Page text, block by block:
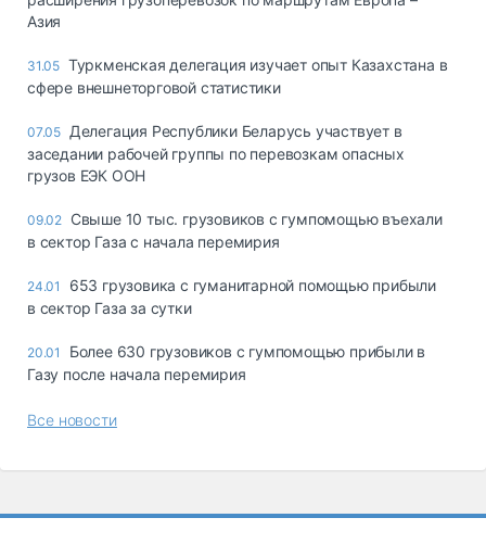
автохимия
Дзен
Азия
31.05 Туркменская делегация изучает опыт Казахстана в
сфере внешнеторговой статистики
07.05 Делегация Республики Беларусь участвует в
заседании рабочей группы по перевозкам опасных
грузов ЕЭК ООН
09.02 Свыше 10 тыс. грузовиков с гумпомощью въехали
в сектор Газа с начала перемирия
24.01
653 грузовика с гуманитарной помощью прибыли
в сектор Газа за сутки
20.01
Более 630 грузовиков с гумпомощью прибыли в
Газу после начала перемирия
Все новости